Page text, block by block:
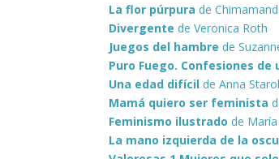
La flor púrpura de
Divergente de Veronica Roth
Juegos del hambre de
Puro Fuego. Confesiones de
Una edad difícil de Anna
Mamá quiero ser feminista
Feminismo ilustrado de
La mano izquierda de la